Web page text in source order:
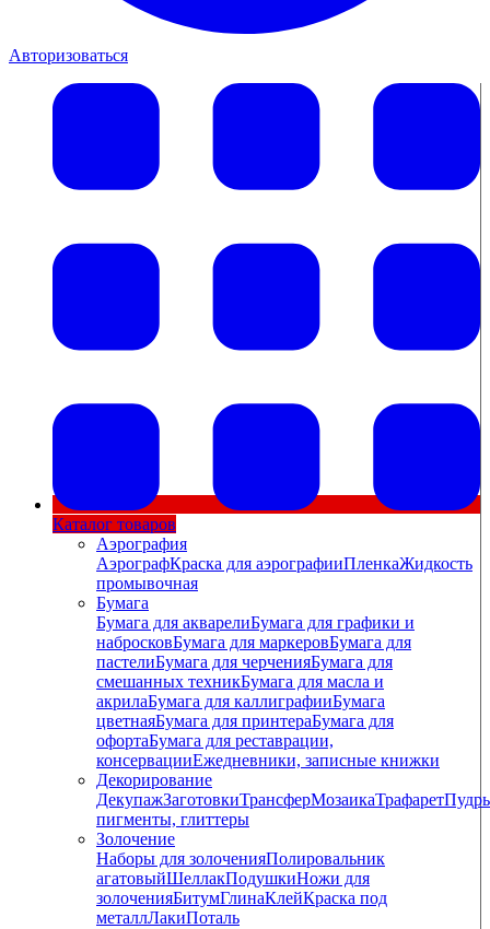
Авторизоваться
Каталог товаров
Аэрография
АэрографКраска для аэрографииПленкаЖидкость
промывочная
Бумага
Бумага для акварелиБумага для графики и
набросковБумага для маркеровБумага для
пастелиБумага для черченияБумага для
смешанных техникБумага для масла и
акрилаБумага для каллиграфииБумага
цветнаяБумага для принтераБумага для
офортаБумага для реставрации,
консервацииЕжедневники, записные книжки
Декорирование
ДекупажЗаготовкиТрансферМозаикаТрафарет
пигменты, глиттеры
Золочение
Наборы для золоченияПолировальник
агатовыйШеллакПодушкиНожи для
золоченияБитумГлинаКлейКраска под
металлЛакиПоталь